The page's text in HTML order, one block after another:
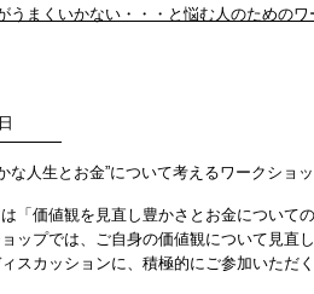
うまくいかない・・・と悩む人のための
な人生とお金”について考えるワークショ
「価値観を見直し豊かさとお金について
ップでは、ご自身の価値観について見直
スカッションに、積極的にご参加いただく